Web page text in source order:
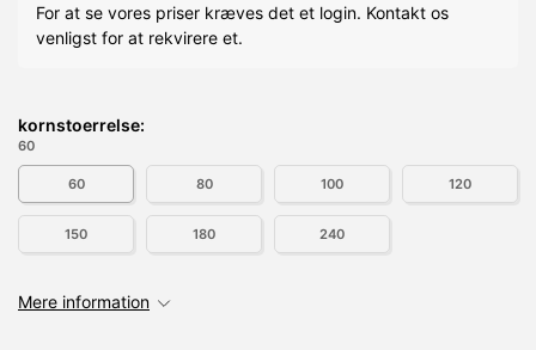
For at se vores priser kræves det et login. Kontakt os
venligst for at rekvirere et.
kornstoerrelse:
60
60 80 100 120
150 180 240
Mere information